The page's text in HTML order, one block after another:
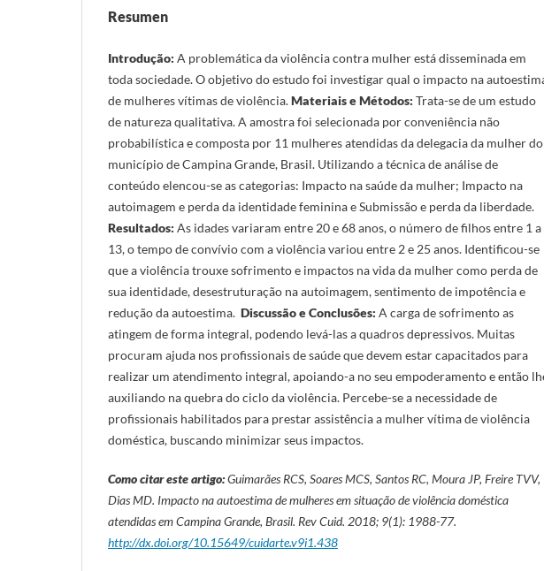
Resumen
Introdução: A problemática da violência contra mulher está disseminada em
toda sociedade. O objetivo do estudo foi investigar qual o impacto na
de mulheres vítimas de violência.Materiais e Métodos: Trata-se de um estudo
de natureza qualitativa. A amostra foi selecionada por conveniência não
probabilística e composta por 11 mulheres atendidas da delegacia da mulher do
município de Campina Grande, Brasil. Utilizando a técnica de análise de
conteúdo elencou-se as categorias: Impacto na saúde da mulher; Impacto na
autoimagem e perda da identidade feminina e Submissão e perda da liberdade.
Resultados: As idades variaram entre 20 e 68 anos, o número de filhos entre 1 a
13, o tempo de convívio com a violência variou entre 2 e 25 anos. Identificou-se
que a violência trouxe sofrimento e impactos na vida da mulher como perda de
sua identidade, desestruturação na autoimagem, sentimento de impotência e
redução da autoestima. Discussão e Conclusões: A carga de sofrimento as
atingem de forma integral, podendo levá-las a quadros depressivos. Muitas
procuram ajuda nos profissionais de saúde que devem estar capacitados para
realizar um atendimento integral, apoiando-a no seu empoderamento e então
auxiliando na quebra do ciclo da violência. Percebe-se a necessidade de
profissionais habilitados para prestar assistência a mulher vítima de violência
doméstica, buscando minimizar seus impactos.
Como citar este artigo:Guimarães RCS, Soares MCS, Santos RC, Moura JP, Freire TVV,
Dias MD. Impacto na autoestima de mulheres em situação de violência doméstica
atendidas em Campina Grande, Brasil. Rev Cuid. 2018; 9(1): 1988-77.
http://dx.doi.org/10.15649/cuidarte.v9i1.438